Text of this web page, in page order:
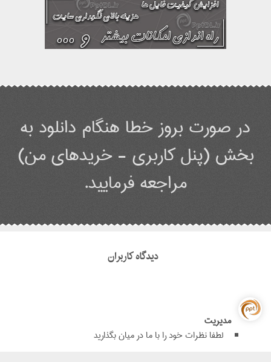
در صورت بروز خطا هنگام دانلود به
بخش (پنل کاربری - خریدهای من)
مراجعه فرمایید.
دیدگاه کاربران
مدیریت
لطفا نظرات خود را با ما در میان بگذارید